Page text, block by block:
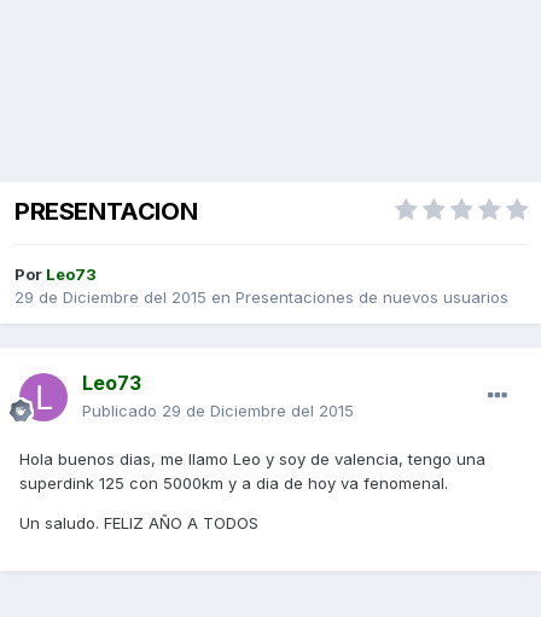
PRESENTACION
Por Leo73
29 de Diciembre del 2015 en Presentaciones de nuevos usuarios
Leo73
Publicado 29 de Diciembre del 2015
Hola buenos dias, me llamo Leo y soy de valencia, tengo una
superdink 125 con 5000km y a dia de hoy va fenomenal.
Un saludo. FELIZ AÑO A TODOS